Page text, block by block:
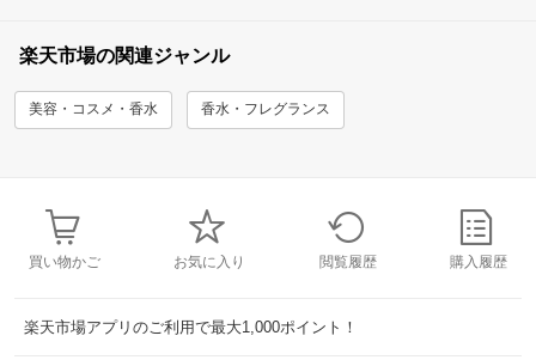
楽天市場の関連ジャンル
美容・コスメ・香水 香水・フレグランス
買い物かご お気に入り 閲覧履歴 購入履歴
楽天市場アプリのご利用で最大1,000ポイント！